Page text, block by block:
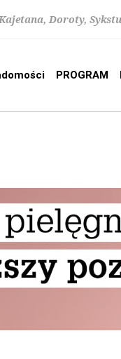
Doroty,
PROGRAM